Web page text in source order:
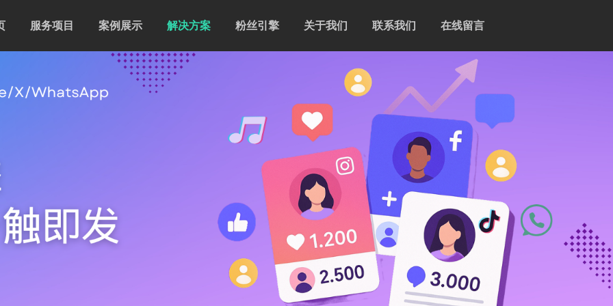
服务项目 案例展示 解决方案 粉丝引擎 关于我们 联系我们 在线留言